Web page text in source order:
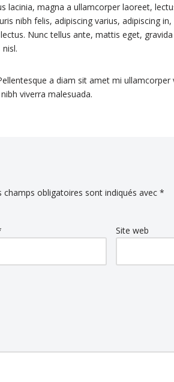
lacinia, magna a ullamcorper laoreet,
nibh felis, adipiscing varius, adipiscing in,
Nunc tellus ante, mattis eget,
a diam sit amet mi ullamcorper
viverra malesuada.
champs obligatoires sont indiqués avec *
Site web